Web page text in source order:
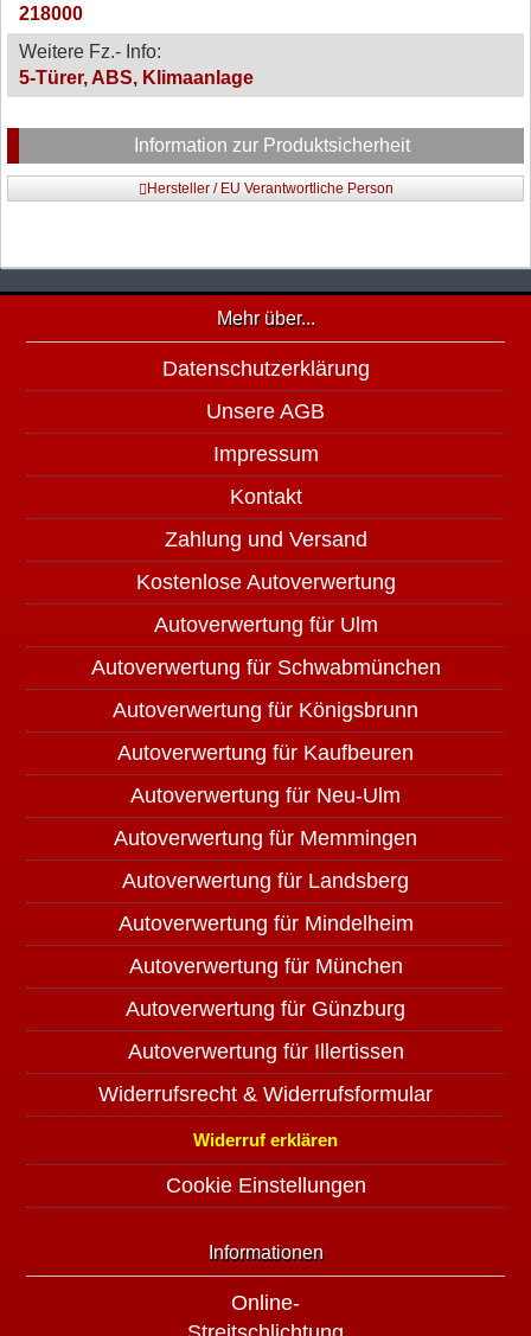
218000
Weitere Fz.- Info:
5-Türer, ABS, Klimaanlage
Information zur Produktsicherheit
Hersteller / EU Verantwortliche Person
Mehr über...
Datenschutzerklärung
Unsere AGB
Impressum
Kontakt
Zahlung und Versand
Kostenlose Autoverwertung
Autoverwertung für Ulm
Autoverwertung für Schwabmünchen
Autoverwertung für Königsbrunn
Autoverwertung für Kaufbeuren
Autoverwertung für Neu-Ulm
Autoverwertung für Memmingen
Autoverwertung für Landsberg
Autoverwertung für Mindelheim
Autoverwertung für München
Autoverwertung für Günzburg
Autoverwertung für Illertissen
Widerrufsrecht & Widerrufsformular
Widerruf erklären
Cookie Einstellungen
Informationen
Online-